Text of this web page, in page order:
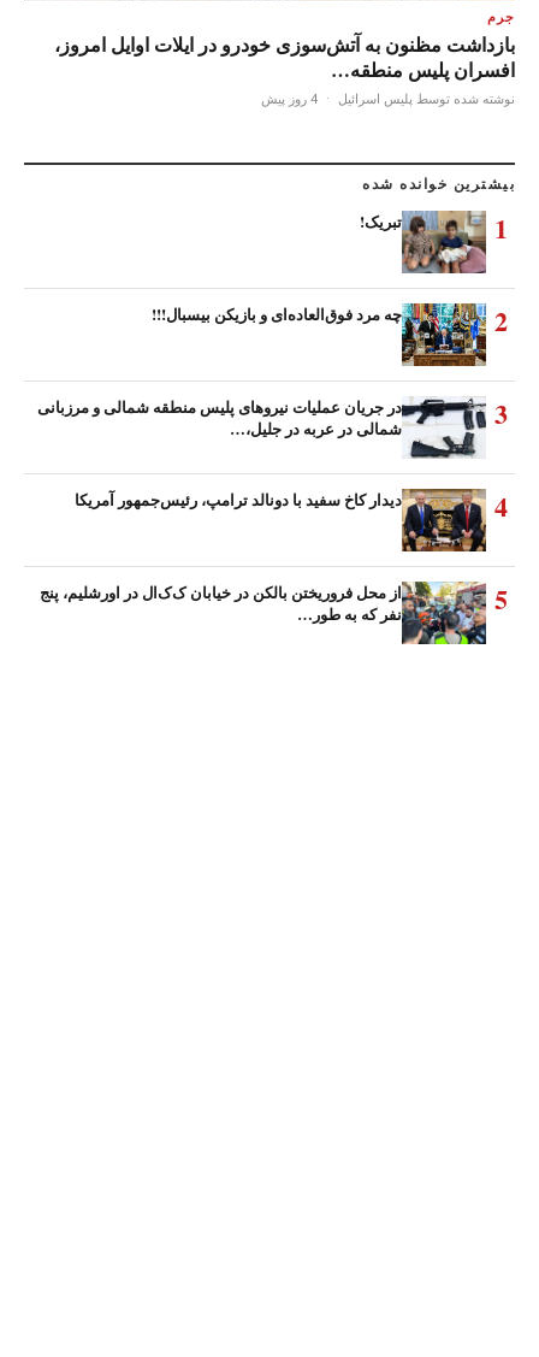
جرم
بازداشت مظنون به آتش‌سوزی خودرو در ایلات اوایل امروز،
افسران پلیس منطقه…
نوشته شده توسط پلیس اسرائیل · 4 روز پیش
بیشترین خوانده شده
1 تبریک!
2 چه مرد فوق‌العاده‌ای و بازیکن بیسبال!!!
3
در جریان عملیات نیروهای پلیس منطقه شمالی و مرزبانی
شمالی در عربه در جلیل،…
4 دیدار کاخ سفید با دونالد ترامپ، رئیس‌جمهور آمریکا
5
از محل فروریختن بالکن در خیابان ک‌ک‌ال در اورشلیم، پنج
نفر که به طور…